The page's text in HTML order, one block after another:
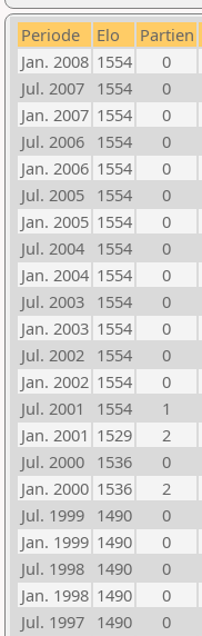
Periode Elo Partien
Jan. 2008 1554 0
Jul. 2007 1554 0
Jan. 2007 1554 0
Jul. 2006 1554 0
Jan. 2006 1554 0
Jul. 2005 1554 0
Jan. 2005 1554 0
Jul. 2004 1554 0
Jan. 2004 1554 0
Jul. 2003 1554 0
Jan. 2003 1554 0
Jul. 2002 1554 0
Jan. 2002 1554 0
Jul. 2001
1554 1
Jan. 2001 1529 2
Jul. 2000 1536 0
Jan. 2000 1536 2
Jul. 1999 1490 0
Jan. 1999 1490 0
Jul. 1998 1490 0
Jan. 1998 1490 0
Jul. 1997 1490 0